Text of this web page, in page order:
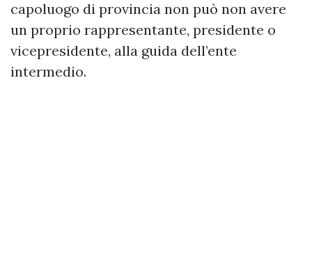
capoluogo di provincia non può non avere
un proprio rappresentante, presidente o
vicepresidente, alla guida dell’ente
intermedio.